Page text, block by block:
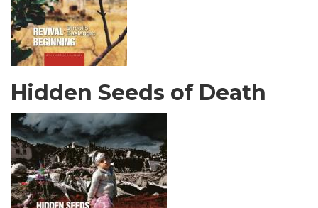
Hidden Seeds of Death